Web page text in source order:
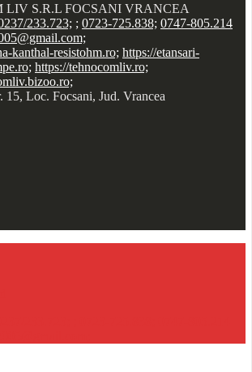
LIV S.R.L FOCSANI VRANCEA
233.723; ; 0723-725.838; 0747-805.214
kanthal-resistohm.ro; https://etansari-
https://tehnocomliv.ro;
15, Loc. Focsani, Jud. Vrancea